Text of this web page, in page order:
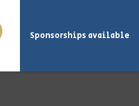
Sponsorships available